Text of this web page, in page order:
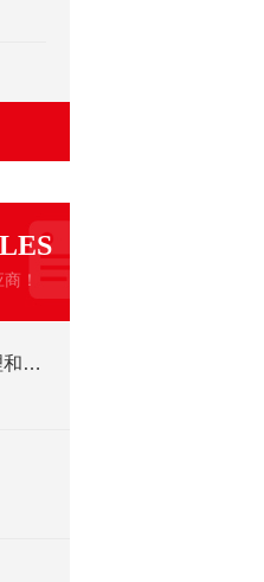
！
说说防爆型压力传感器的原理和安装